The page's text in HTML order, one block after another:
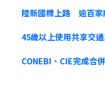
陸新國標上路 逾百家
45歲以上使用共享交
CONEBI、CIE完成合